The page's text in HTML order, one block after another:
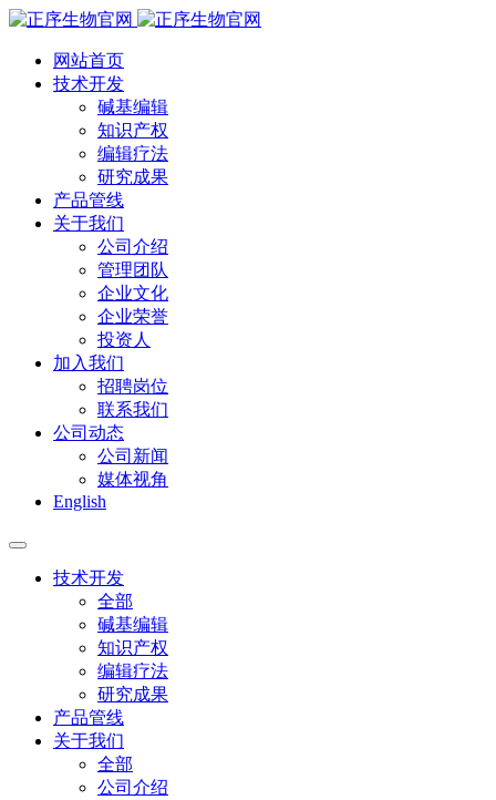
网站首页
技术开发
碱基编辑
知识产权
编辑疗法
研究成果
产品管线
关于我们
公司介绍
管理团队
企业文化
企业荣誉
投资人
加入我们
招聘岗位
联系我们
公司动态
公司新闻
媒体视角
English
技术开发
全部
碱基编辑
知识产权
编辑疗法
研究成果
产品管线
关于我们
全部
公司介绍